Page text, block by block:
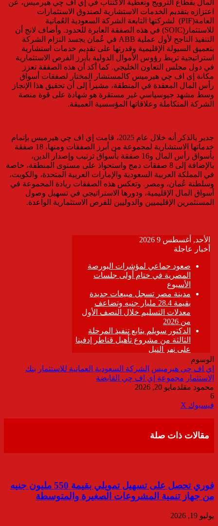
المال بقطاع الترويج وتغطية الاكتتاب في إي اف چي هيرميس، عن
اعتزازه بتقديم الخدمات الاستشارية لصندوق الاستثمارات
العامة(PIF) لشركتها التابعة الشركة السعودية العُمانية
للاستثمار(SOIC) في هذه الصفقة العابرة للحدود. وأضاف لانج أن
التنفيذ الناجح لأول عملية ABB في عُمان يجسد التزام الشركة
بتعميق السيولة الإقليمية وقدرتها على تقديم خدمات استشارية
استراتيجية تربط رؤوس الأموال الدولية بأبرز الفرص الاستثمارية
في دول مجلس التعاون الخليجي. كما أكد أن هذه الصفقة تعزز
مكانة إي اف چي هيرميس كالمستشار المختار لصفقات أسواق
رأس المال المعقدة في المنطقة، مشيراً إلى أن تحقيق هذا الإنجاز
وسط مشهد جيوسياسي غير مستقرة هو شهادة على قوة منصة
الشركة المتكاملة وعلاقاتها المؤسسية العميقة.
جدير بالذكر أنه خلال عام 2025، قامت إي اف چي هيرميس بإتمام
خدماتها الاستشارية لمجموعة من أبرز الصفقات ومنها، 18 صفقة
بأسواق رأس المال و16 صفقة بأسواق ترتيب وإصدار الدين،
بالإضافة إلى 8 صفقات دمج واستحواذ على مستوى المنطقة، خاصة
في المملكة العربية السعودية والإمارات العربية المتحدة، والكويت،
وسلطنة عُمان، ومصر. وتعكس هذه الصفقات ريادة المجموعة في
أسواق المال الإقليمية، ودورها الاستراتيجي في تسهيل وصول
المستثمرين الإقليميين والدوليين للفرص الاستثمارية الواعدة.
الوسوم
إي اف چي هيرميس الشركة السعودية العمانية للاستثمار بنك
الاستثمار مجموعة إي اف چي القابضة
محمود مقلدمايو 20, 2026
6
فيسبوك ‫X
مقالات ذات صلة
فوري تحصل على تسهيل تمويلي بقيمة 550 مليون جنيه
من جهاز تنمية المشروعات الصغيرة والمتوسطة
يوليو 19, 2026